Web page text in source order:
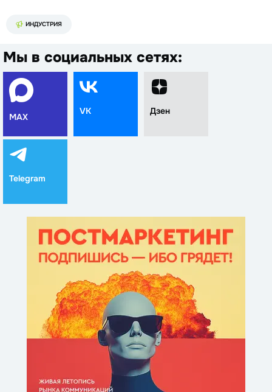
ИНДУСТРИЯ
Мы в социальных сетях:
MAX
VK Дзен
Telegram